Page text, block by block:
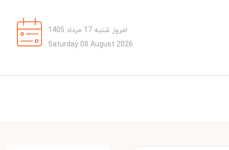
امروز شنبه 17 مرداد 1405
Saturday 08 August 2026